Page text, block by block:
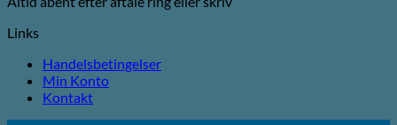
Links
Handelsbetingelser
Min Konto
Kontakt